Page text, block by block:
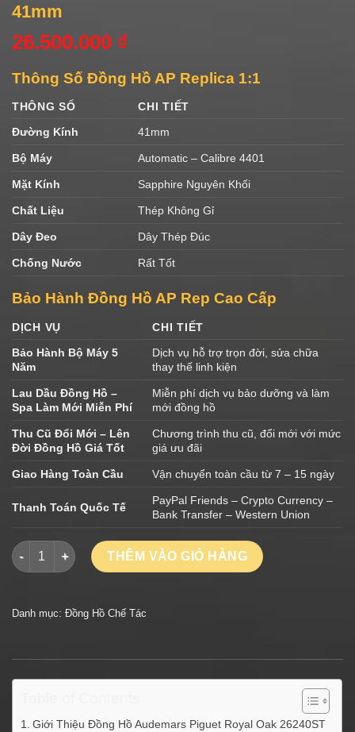
41mm
26.500.000 ₫
Thông Số Đồng Hồ AP Replica 1:1
THÔNG SỐ
CHI TIẾT
Đường Kính
41mm
Bộ Máy Automatic – Calibre 4401
Mặt Kính Sapphire Nguyên Khối
Chất Liệu Thép Không Gỉ
Dây Đeo Dây Thép Đúc
Chống Nước Rất Tốt
Bảo Hành Đồng Hồ AP Rep Cao Cấp
DỊCH VỤ
CHI TIẾT
Bảo Hành Bộ Máy 5
Năm
Dịch vụ hỗ trợ trọn đời, sửa chữa
thay thế linh kiện
Lau Dầu Đồng Hồ –
Spa Làm Mới Miễn Phí
Miễn phí dịch vụ bảo dưỡng và làm
mới đồng hồ
Thu Cũ Đổi Mới – Lên
Đời Đồng Hồ Giá Tốt
Chương trình thu cũ, đổi mới với mức
giá ưu đãi
Giao Hàng Toàn Cầu Vận chuyển toàn cầu từ 7 – 15 ngày
Thanh Toán Quốc Tế
PayPal Friends – Crypto Currency –
Bank Transfer – Western Union
Đồng Hồ Audemars Piguet Royal Oak 26240ST Mặt Lá Cây
THÊM VÀO GIỎ HÀNG
Danh mục: Đồng Hồ Chế Tác
Giới Thiệu Đồng Hồ Audemars Piguet Royal Oak 26240ST